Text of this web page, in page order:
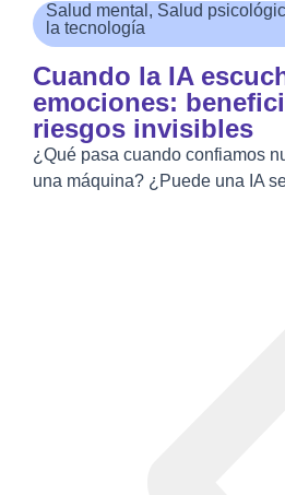
Salud mental , Salud
la tecnología
Cuando la IA
emociones:
riesgos invisibles
¿Qué pasa cuando confiamos
una máquina? ¿Puede una IA